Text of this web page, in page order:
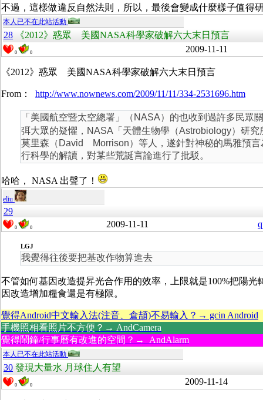
不過，這樣做違反自然法則，所以，最後會變成什麼樣子值得
本人已不在此站活動
28 《2012》惑眾 美國NASA科學家破解六大末日預言
0 0 2009-11-11
《2012》惑眾 美國NASA科學家破解六大末日預言
From： http://www.nownews.com/2009/11/11/334-2531696.htm
「美國航空暨太空總署」（NASA）的也收到過許多民眾
弭大眾的疑懼，NASA「天體生物學（Astrobiology）研究
莫里森（David Morrison）等人，遂針對神秘的馬雅預言
行科學的解讀，對某些荒誕言論進行了批駁。
哈哈， NASA 出聲了！
eliu
29
0 0 2009-11-11
LGJ
我覺得往後要把基改作物算進去
不管如何基因改造提昇光合作用的效率，上限就是100%把陽光
因改造增加糧食還是有極限。
覺得Android中文輸入法(注音、倉頡)不易輸入？→ gcin Android
手機照相看照片不方便？→ AndCamera
覺得鬧鐘/行事曆有改進的空間？→ AndAlarm
本人已不在此站活動
30 發現大量水 月球住人有望
0 0 2009-11-14